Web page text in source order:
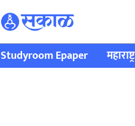
Studyroom Epaper महाराष्ट्र